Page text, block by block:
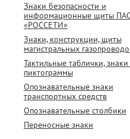
Знаки безопасности и
информационные щиты
«РОССЕТИ»
Знаки, конструкции, щиты
магистральных
Тактильные таблички,
пиктограммы
Опознавательные знаки
транспортных средств
Опознавательные столбики
Переносные знаки